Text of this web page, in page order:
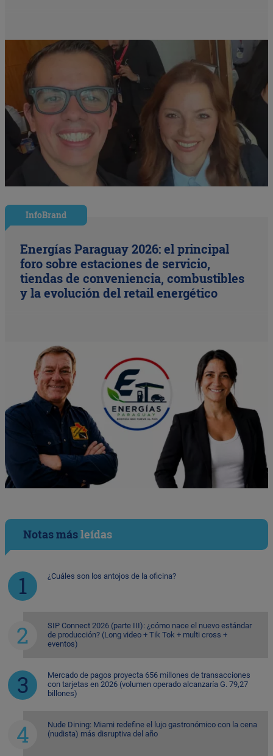
InfoBrand
Energías Paraguay 2026: el principal
foro sobre estaciones de servicio,
tiendas de conveniencia, combustibles
y la evolución del retail energético
Notas másleídas
¿Cuáles son los antojos de la oficina?
SIP Connect 2026 (parte III): ¿cómo nace el nuevo estándar
de producción? (Long video + Tik Tok + multi cross +
eventos)
Mercado de pagos proyecta 656 millones de transacciones
con tarjetas en 2026 (volumen operado alcanzaría G. 79,27
billones)
Nude Dining: Miami redefine el lujo gastronómico con la cena
(nudista) más disruptiva del año